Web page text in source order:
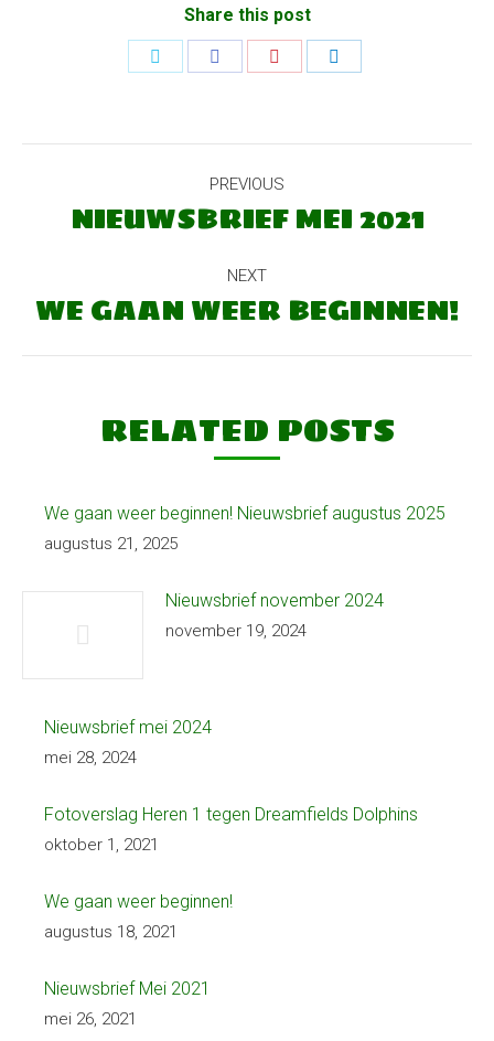
Share this post
POST
NAVIGATION
PREVIOUS
Previous
NIEUWSBRIEF MEI 2021
NEXT
Next
WE GAAN WEER BEGINNEN!
RELATED POSTS
We gaan weer beginnen! Nieuwsbrief augustus 2025
augustus 21, 2025
Nieuwsbrief november 2024
november 19, 2024
Nieuwsbrief mei 2024
mei 28, 2024
Fotoverslag Heren 1 tegen Dreamfields Dolphins
oktober 1, 2021
We gaan weer beginnen!
augustus 18, 2021
Nieuwsbrief Mei 2021
mei 26, 2021